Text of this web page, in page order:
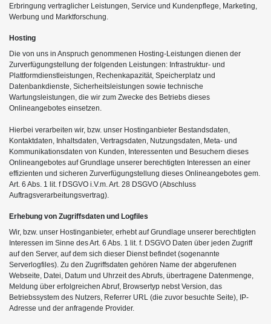
Erbringung vertraglicher Leistungen, Service und Kundenpflege, Marketing,
Werbung und Marktforschung.
Hosting
Die von uns in Anspruch genommenen Hosting-Leistungen dienen der
Zurverfügungstellung der folgenden Leistungen: Infrastruktur- und
Plattformdienstleistungen, Rechenkapazität, Speicherplatz und
Datenbankdienste, Sicherheitsleistungen sowie technische
Wartungsleistungen, die wir zum Zwecke des Betriebs dieses
Onlineangebotes einsetzen.
Hierbei verarbeiten wir, bzw. unser Hostinganbieter Bestandsdaten,
Kontaktdaten, Inhaltsdaten, Vertragsdaten, Nutzungsdaten, Meta- und
Kommunikationsdaten von Kunden, Interessenten und Besuchern dieses
Onlineangebotes auf Grundlage unserer berechtigten Interessen an einer
effizienten und sicheren Zurverfügungstellung dieses Onlineangebotes gem.
Art. 6 Abs. 1 lit. f DSGVO i.V.m. Art. 28 DSGVO (Abschluss
Auftragsverarbeitungsvertrag).
Erhebung von Zugriffsdaten und Logfiles
Wir, bzw. unser Hostinganbieter, erhebt auf Grundlage unserer berechtigten
Interessen im Sinne des Art. 6 Abs. 1 lit. f. DSGVO Daten über jeden Zugriff
auf den Server, auf dem sich dieser Dienst befindet (sogenannte
Serverlogfiles). Zu den Zugriffsdaten gehören Name der abgerufenen
Webseite, Datei, Datum und Uhrzeit des Abrufs, übertragene Datenmenge,
Meldung über erfolgreichen Abruf, Browsertyp nebst Version, das
Betriebssystem des Nutzers, Referrer URL (die zuvor besuchte Seite), IP-
Adresse und der anfragende Provider.